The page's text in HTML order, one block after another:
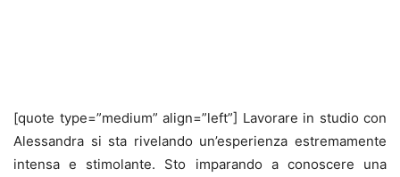
[quote type=”medium” align=”left”] Lavorare in studio con
Alessandra si sta rivelando un’esperienza estremamente
intensa e stimolante. Sto imparando a conoscere una